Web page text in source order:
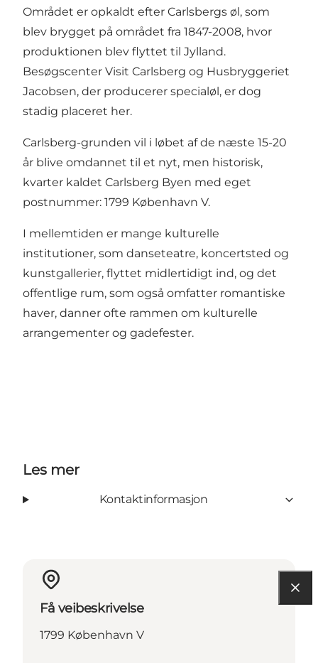
Området er opkaldt efter Carlsbergs øl, som
blev brygget på området fra 1847-2008, hvor
produktionen blev flyttet til Jylland.
Besøgscenter Visit Carlsberg og Husbryggeriet
Jacobsen, der producerer specialøl, er dog
stadig placeret her.
Carlsberg-grunden vil i løbet af de næste 15-20
år blive omdannet til et nyt, men historisk,
kvarter kaldet Carlsberg Byen med eget
postnummer: 1799 København V.
I mellemtiden er mange kulturelle
institutioner, som danseteatre, koncertsted og
kunstgallerier, flyttet midlertidigt ind, og det
offentlige rum, som også omfatter romantiske
haver, danner ofte rammen om kulturelle
arrangementer og gadefester.
Les mer
Kontaktinformasjon
Få veibeskrivelse
1799 København V